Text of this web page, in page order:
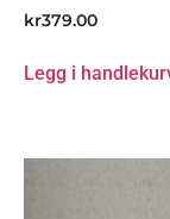
kr379.00
Legg i